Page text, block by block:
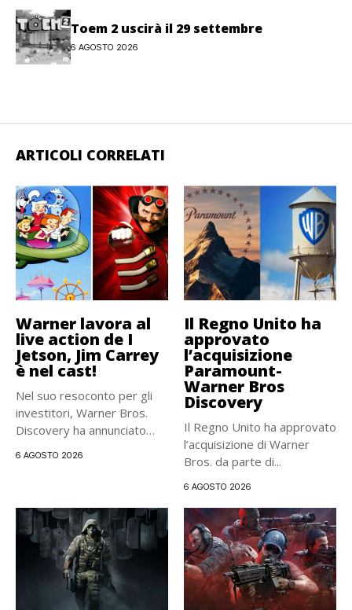
Toem 2 uscirà il 29 settembre
6 AGOSTO 2026
ARTICOLI CORRELATI
Warner lavora al
live action de I
Jetson, Jim Carrey
è nel cast!
Nel suo resoconto per gli
investitori, Warner Bros.
Discovery ha annunciato
6 AGOSTO 2026
Il Regno Unito ha
approvato
l’acquisizione
Paramount-
Warner Bros
Discovery
Il Regno Unito ha approvato
l’acquisizione di Warner
Bros. da parte di...
6 AGOSTO 2026